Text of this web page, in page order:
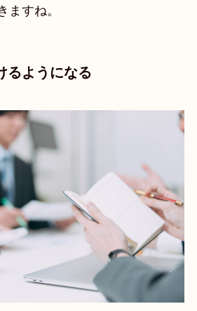
ますね。
ようになる